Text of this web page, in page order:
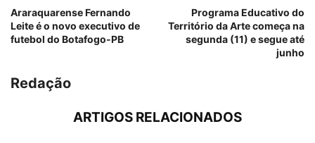
Araraquarense Fernando
Leite é o novo executivo de
futebol do Botafogo-PB
Programa Educativo do
Território da Arte começa na
segunda (11) e segue até
junho
Redação
ARTIGOS RELACIONADOS